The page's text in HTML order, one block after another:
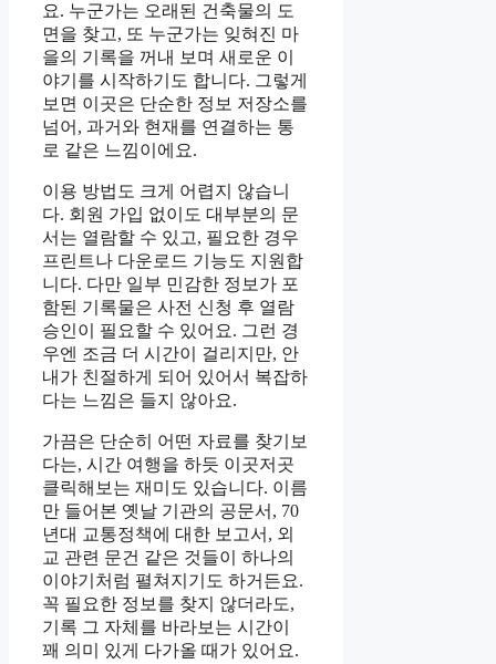
요. 누군가는 오래된 건축물의 도
면을 찾고, 또 누군가는 잊혀진 마
을의 기록을 꺼내 보며 새로운 이
야기를 시작하기도 합니다. 그렇게
보면 이곳은 단순한 정보 저장소를
넘어, 과거와 현재를 연결하는 통
로 같은 느낌이에요.
이용 방법도 크게 어렵지 않습니
다. 회원 가입 없이도 대부분의 문
서는 열람할 수 있고, 필요한 경우
프린트나 다운로드 기능도 지원합
니다. 다만 일부 민감한 정보가 포
함된 기록물은 사전 신청 후 열람
승인이 필요할 수 있어요. 그런 경
우엔 조금 더 시간이 걸리지만, 안
내가 친절하게 되어 있어서 복잡하
다는 느낌은 들지 않아요.
가끔은 단순히 어떤 자료를 찾기보
다는, 시간 여행을 하듯 이곳저곳
클릭해보는 재미도 있습니다. 이름
만 들어본 옛날 기관의 공문서, 70
년대 교통정책에 대한 보고서, 외
교 관련 문건 같은 것들이 하나의
이야기처럼 펼쳐지기도 하거든요.
꼭 필요한 정보를 찾지 않더라도,
기록 그 자체를 바라보는 시간이
꽤 의미 있게 다가올 때가 있어요.